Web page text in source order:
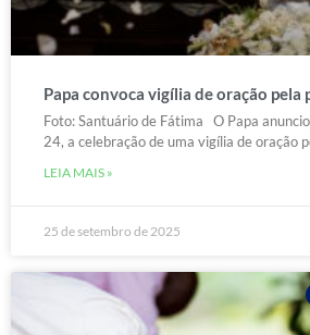
Papa convoca vigília de oração pela
Foto: Santuário de Fátima O Papa
24, a celebração de uma vigília de oração
LEIA MAIS »
25 de setembro de 2025